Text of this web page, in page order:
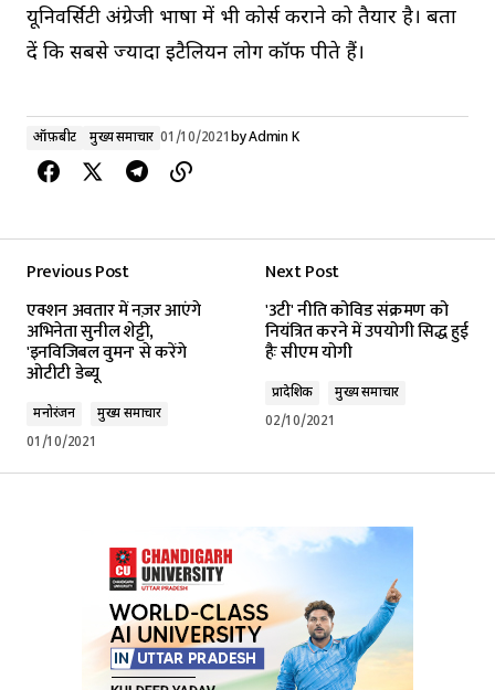
यूनिवर्सिटी अंग्रेजी भाषा में भी कोर्स कराने को तैयार है। बता
दें कि सबसे ज्यादा इटैलियन लोग कॉफी पीते हैं।
ऑफ़बीट मुख्य समाचार 01/10/2021byAdmin K
Previous Post
एक्शन अवतार में नज़र आएंगे
अभिनेता सुनील शेट्टी,
'इनविजिबल वुमन' से करेंगे
ओटीटी डेब्यू
मनोरंजन
मुख्य समाचार
01/10/2021
Next Post
'3टी' नीति कोविड संक्रमण को
नियंत्रित करने में उपयोगी सिद्ध हुई
हैः सीएम योगी
प्रादेशिक
मुख्य समाचार
02/10/2021